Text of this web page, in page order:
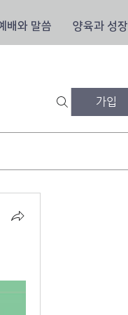
배와 말씀 양육과 성장
가입